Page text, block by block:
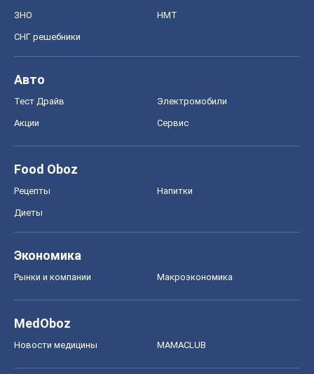
ЗНО НМТ
СНГ решебники
Авто
Тест Драйв Электромобили
Акции Сервис
Food Oboz
Рецепты Напитки
Диеты
Экономика
Рынки и компании Mакроэкономика
MedOboz
Новости медицины MAMACLUB